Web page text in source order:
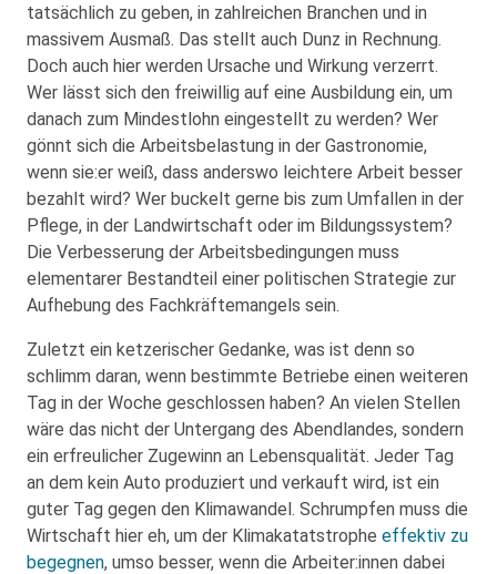
tatsächlich zu geben, in zahlreichen Branchen und in
massivem Ausmaß. Das stellt auch Dunz in Rechnung.
Doch auch hier werden Ursache und Wirkung verzerrt.
Wer lässt sich den freiwillig auf eine Ausbildung ein, um
danach zum Mindestlohn eingestellt zu werden? Wer
gönnt sich die Arbeitsbelastung in der Gastronomie,
wenn sie:er weiß, dass anderswo leichtere Arbeit besser
bezahlt wird? Wer buckelt gerne bis zum Umfallen in der
Pflege, in der Landwirtschaft oder im Bildungssystem?
Die Verbesserung der Arbeitsbedingungen muss
elementarer Bestandteil einer politischen Strategie zur
Aufhebung des Fachkräftemangels sein.
Zuletzt ein ketzerischer Gedanke, was ist denn so
schlimm daran, wenn bestimmte Betriebe einen weiteren
Tag in der Woche geschlossen haben? An vielen Stellen
wäre das nicht der Untergang des Abendlandes, sondern
ein erfreulicher Zugewinn an Lebensqualität. Jeder Tag
an dem kein Auto produziert und verkauft wird, ist ein
guter Tag gegen den Klimawandel. Schrumpfen muss die
Wirtschaft hier eh, um der Klimakatatstrophe effektiv zu
begegnen, umso besser, wenn die Arbeiter:innen dabei